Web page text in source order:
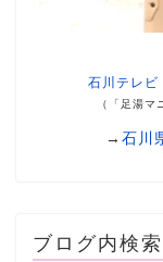
石川テレビ
（「足湯マ
→ 石川
ブログ内検索